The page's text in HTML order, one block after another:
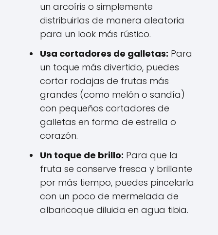
un arcoíris o simplemente
distribuirlas de manera aleatoria
para un look más rústico.
Usa cortadores de galletas: Para
un toque más divertido, puedes
cortar rodajas de frutas más
grandes (como melón o sandía)
con pequeños cortadores de
galletas en forma de estrella o
corazón.
Un toque de brillo: Para que la
fruta se conserve fresca y brillante
por más tiempo, puedes pincelarla
con un poco de mermelada de
albaricoque diluida en agua tibia.